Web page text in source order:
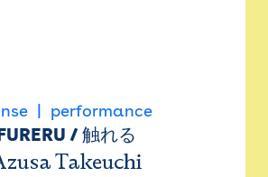
performance
/ 触れる
Takeuchi